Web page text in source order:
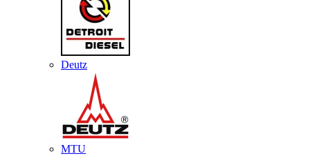
Deutz
MTU